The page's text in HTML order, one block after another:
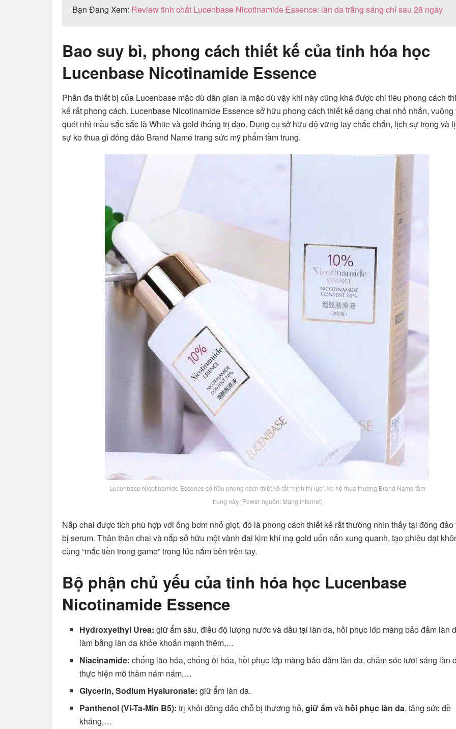
Bạn Đang Xem: Review tinh chất Lucenbase Nicotinamide Essence: làn da trắng sáng chỉ sau 28 ngày
Bao suy bì, phong cách thiết kế của tinh hóa học
Lucenbase Nicotinamide Essence
Phần đa thiết bị của Lucenbase mặc dù dân gian là mặc dù vậy khi này cũng khá được chi tiêu phong cách
kế rất phong cách. Lucenbase Nicotinamide Essence sở hữu phong cách thiết kế dạng chai nhỏ nhắn,
quét nhì mầu sắc sắc là White và gold thống trị đạo. Dụng cụ sở hữu độ vững tay chắc chắn, lịch sự trọng và
sự ko thua gì đông đảo Brand Name trang sức mỹ phẩm tầm trung.
Lucenbase Nicotinamide Essence sở hữu phong cách thiết kế rất “nịnh thị lực”, ko hề thua thường Brand Name tầm
trung này (Power nguồn: Mạng internet)
Nắp chai được tích phù hợp với ống bơm nhỏ giọt, đó là phong cách thiết kế rất thường nhìn thấy tại đông đảo
bị serum. Thân thân chai và nắp sở hữu một vành đai kim khí mạ gold uốn nắn xung quanh, tạo phiêu dạt
cùng “mắc tiền trong game” trong lúc nắm bên trên tay.
Bộ phận chủ yếu của tinh hóa học Lucenbase
Nicotinamide Essence
Hydroxyethyl Urea:giữ ẩm sâu, điều độ lượng nước và dầu tại làn da, hồi phục lớp màng bảo đảm làn
làm bằng làn da khỏe khoắn mạnh thêm,…
Niacinamide:chống lão hóa, chống õi hóa, hồi phục lớp màng bảo đảm làn da, chăm sóc tươi sáng làn
thực hiện mờ thâm nám nám,…
Glycerin, Sodium Hyaluronate:giữ ẩm làn da.
Panthenol (Vi-Ta-Min B5):trị khỏi đông đảo chỗ bị thương hở,giữ ẩmvà hồi phục làn da, tăng sức đề
kháng,…